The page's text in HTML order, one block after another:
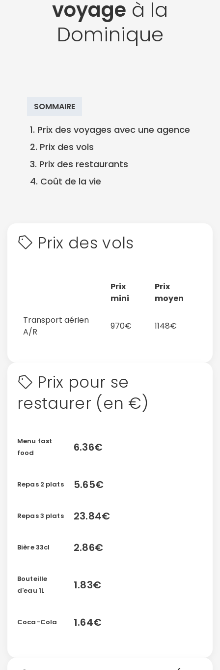
voyage à la
Dominique
SOMMAIRE
1. Prix des voyages avec une agence
2. Prix des vols
3. Prix des restaurants
4. Coût de la vie
Prix des vols
Prix
mini
Prix
moyen
Transport aérien
A/R
970€ 1148€
Prix pour se
restaurer (en €)
Menu fast
food
6.36€
Repas 2 plats 5.65€
Repas 3 plats 23.84€
Bière 33cl 2.86€
Bouteille
d'eau 1L
1.83€
Coca-Cola 1.64€